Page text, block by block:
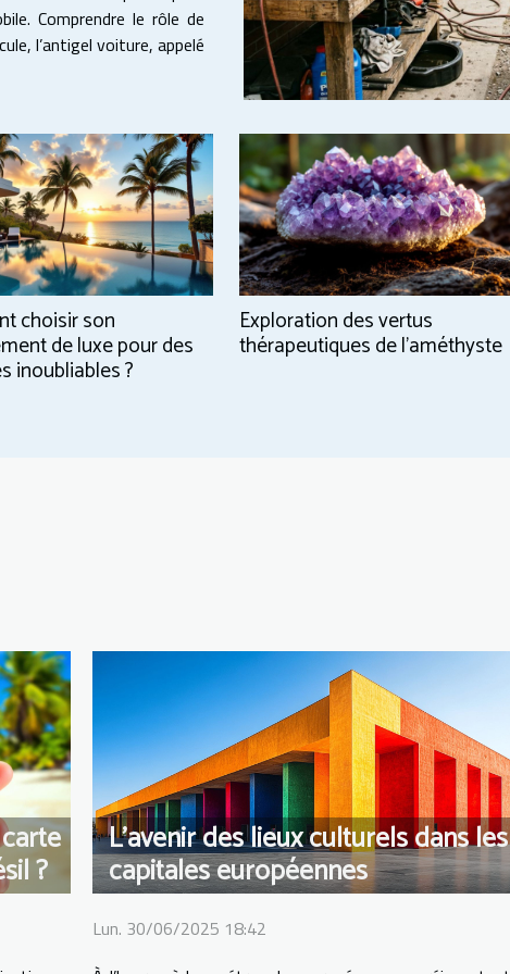
Comprendre le rôle de
choisir son
de luxe pour des
inoubliables ?
Exploration des vertus
thérapeutiques de l'améthyste
?
L’avenir des lieux culturels dans les
capitales européennes
Lun. 30/06/2025 18:42